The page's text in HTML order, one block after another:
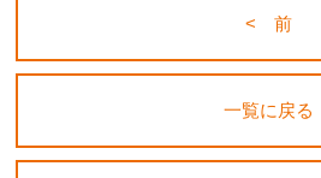
< 前
一覧に戻る